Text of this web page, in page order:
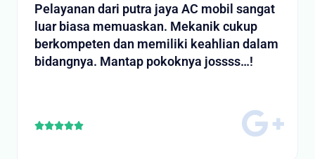
Pelayanan dari putra jaya AC mobil sangat
luar biasa memuaskan. Mekanik cukup
berkompeten dan memiliki keahlian dalam
bidangnya. Mantap pokoknya jossss…!
Rated